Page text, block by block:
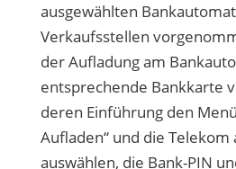
ausgewählten
Verkaufsstellen
der Aufladung am
entsprechende Bankkarte
deren Einführung den
Aufladen“ und die Telekom
auswählen, die Bank-PIN